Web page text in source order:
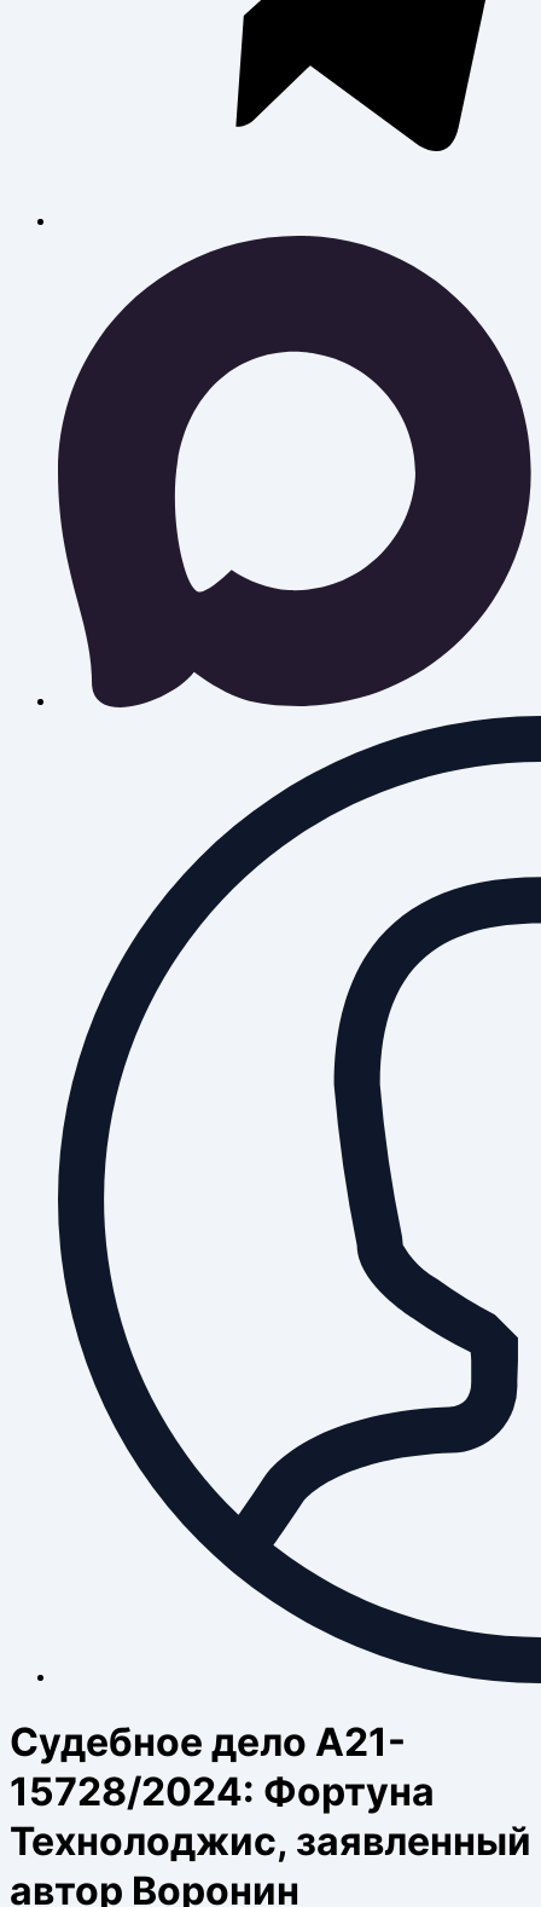
Судебное дело А21-
15728/2024: Фортуна
Технолоджис, заявленный
автор Воронин